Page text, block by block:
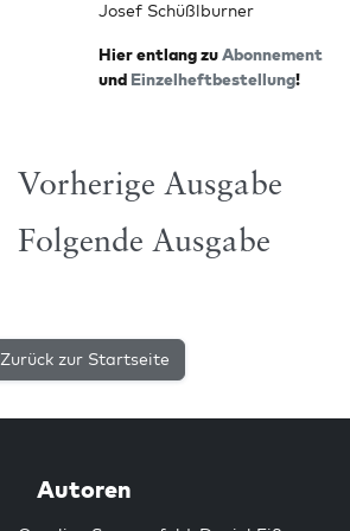
Josef Schüßlburner
Hier ent­lang zuAbon­ne­ment
und Ein­zel­heft­be­stel­lung!
Vorherige Ausgabe
Folgende Ausgabe
Zurück zur Startseite
Autoren